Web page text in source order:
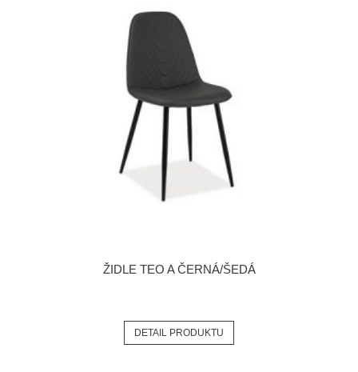
ŽIDLE TEO A ČERNÁ/ŠEDÁ
DETAIL PRODUKTU